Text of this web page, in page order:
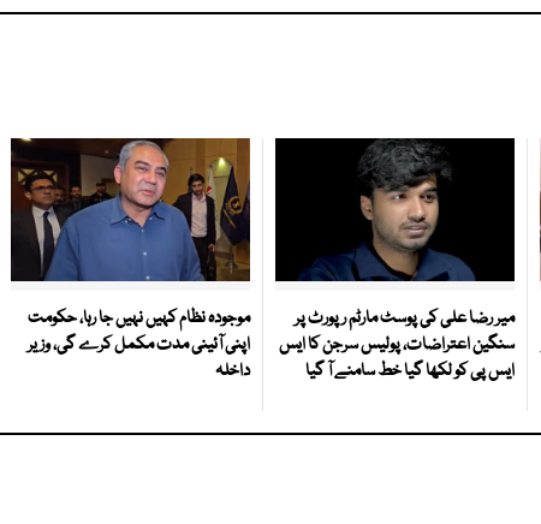
میر رضا علی کی پوسٹ مارٹم رپورٹ پر
سنگین اعتراضات، پولیس سرجن کا ایس
ایس پی کو لکھا گیا خط سامنے آ گیا
موجودہ نظام کہیں نہیں جا رہا، حکومت
اپنی آئینی مدت مکمل کرے گی، وزیر
داخلہ